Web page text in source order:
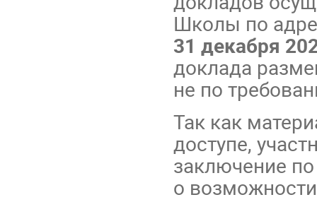
Школы по
31 декабря
доклада
не по
Так как
доступе,
заключение
о